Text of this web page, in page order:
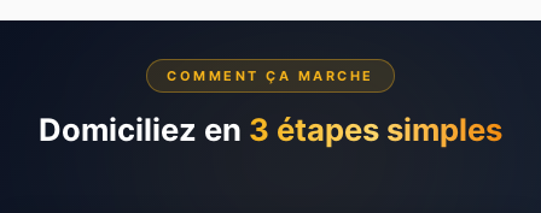
COMMENT ÇA MARCHE
Domiciliez en 3 étapes simples